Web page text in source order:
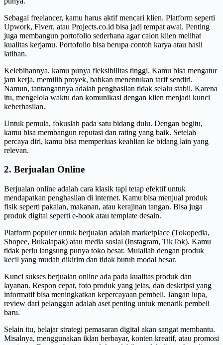
Sebagai freelancer, kamu harus aktif mencari klien. Platform seperti
Upwork, Fiverr, atau Projects.co.id bisa jadi tempat awal. Penting
juga membangun portofolio sederhana agar calon klien melihat
kualitas kerjamu. Portofolio bisa berupa contoh karya atau hasil
latihan.
Kelebihannya, kamu punya fleksibilitas tinggi. Kamu bisa mengatur
jam kerja, memilih proyek, bahkan menentukan tarif sendiri.
Namun, tantangannya adalah penghasilan tidak selalu stabil. Karena
itu, mengelola waktu dan komunikasi dengan klien menjadi kunci
keberhasilan.
Untuk pemula, fokuslah pada satu bidang dulu. Dengan begitu,
kamu bisa membangun reputasi dan rating yang baik. Setelah
percaya diri, kamu bisa memperluas keahlian ke bidang lain yang
relevan.
2. Berjualan Online
Berjualan online adalah cara klasik tapi tetap efektif untuk
mendapatkan penghasilan di internet. Kamu bisa menjual produk
fisik seperti pakaian, makanan, atau kerajinan tangan. Bisa juga
produk digital seperti e-book atau template desain.
Platform populer untuk berjualan adalah marketplace (Tokopedia,
Shopee, Bukalapak) atau media sosial (Instagram, TikTok). Kamu
tidak perlu langsung punya toko besar. Mulailah dengan produk
kecil yang mudah dikirim dan tidak butuh modal besar.
Kunci sukses berjualan online ada pada kualitas produk dan
layanan. Respon cepat, foto produk yang jelas, dan deskripsi yang
informatif bisa meningkatkan kepercayaan pembeli. Jangan lupa,
review dari pelanggan adalah aset penting untuk menarik pembeli
baru.
Selain itu, belajar strategi pemasaran digital akan sangat membantu.
Misalnya, menggunakan iklan berbayar, konten kreatif, atau promosi